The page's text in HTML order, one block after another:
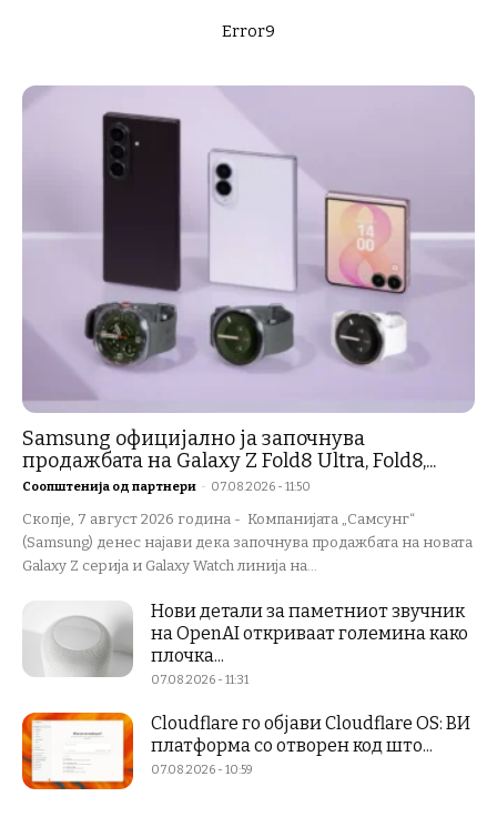
Error9
Samsung официјално ја започнува
продажбата на Galaxy Z Fold8 Ultra, Fold8,...
Соопштенија од партнери - 07.08.2026 - 11:50
Скопје, 7 август 2026 година - Компанијата „Самсунг“
(Samsung) денес најави дека започнува продажбата на новата
Galaxy Z серија и Galaxy Watch линија на...
Нови детали за паметниот звучник
на OpenAI откриваат големина како
плочка...
07.08.2026 - 11:31
Cloudflare го објави Cloudflare OS: ВИ
платформа со отворен код што...
07.08.2026 - 10:59